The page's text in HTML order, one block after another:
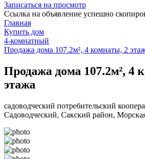
Записаться на просмотр
Ссылка на объявление успешно
Главная
Купить дом
4-комнатный
Продажа дома 107.2м², 4 комнаты, 2
Продажа дома 107.2м², 4
этажа
садоводческий потребительский
Садоводческий, Сакский район,